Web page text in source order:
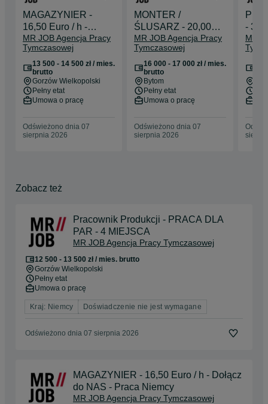
• 4 oddziały w Polsce (2 w Legnicy, 1 we Wrocławiu, 1 w
Toruniu)
• 60 osób w biurach, które codziennie wspierają kandydatów i
klientów
Jeśli masz pytania – zadzwoń bezpośrednio do naszego
Rekrutera.
Rekruterzy – PRACA NIEMCY
– Kinga: +48 534 202 626
– Ania: +48 501 275 510
Rekruterzy Legnica – PRACA DOLNY ŚLĄSK
– Monika: +48 698 713 016
Rekruterzy Wrocław – PRACA DOLNY ŚLĄSK
Rekruterzy Toruń – PRACA KUJAWSKO-POMORSKIE
– Jakub: +48 506 119 039
Nie czekaj – już dziś zacznij pracę z MR JOB!
MAGAZYNIER -
16,50 Euro / h -
Dołącz do NAS -
Praca Niemcy
MR JOB Agencja Pracy
Tymczasowej
13 500 - 14 500 zł / mies.
brutto
Gorzów Wielkopolski
Pełny etat
Umowa o pracę
Odświeżono dnia 07
sierpnia 2026
MONTER /
ŚLUSARZ - 20,00
Euro / h - Dołącz do
NAS - Praca Niemcy
MR JOB Agencja Pracy
Tymczasowej
16 000 - 17 000 zł / mies.
brutto
Bytom
Pełny etat
Umowa o pracę
Odświeżono dnia 07
sierpnia 2026
- 3
zł
MR
Zobacz też
Pracownik Produkcji - PRACA DLA
PAR - 4 MIEJSCA
MR JOB Agencja Pracy Tymczasowej
12 500 - 13 500 zł / mies. brutto
Gorzów Wielkopolski
Pełny etat
Umowa o pracę
Kraj: Niemcy Doświadczenie nie jest wymagane
Odświeżono dnia 07 sierpnia 2026
MAGAZYNIER - 16,50 Euro / h - Dołącz
do NAS - Praca Niemcy
MR JOB Agencja Pracy Tymczasowej